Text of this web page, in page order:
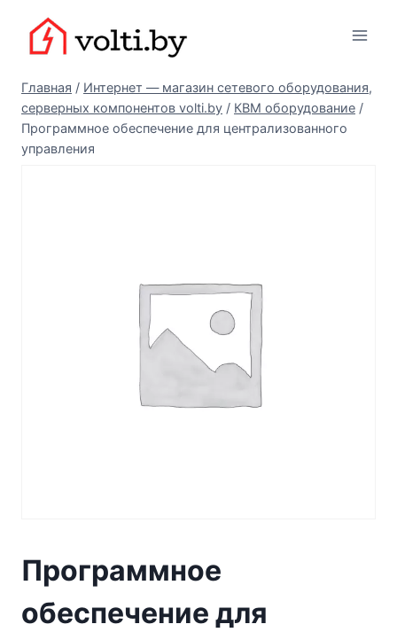
содержимому
Главная / Интернет — магазин сетевого оборудования,
серверных компонентов volti.by / КВМ оборудование /
Программное обеспечение для централизованного
управления
Программное
обеспечение для